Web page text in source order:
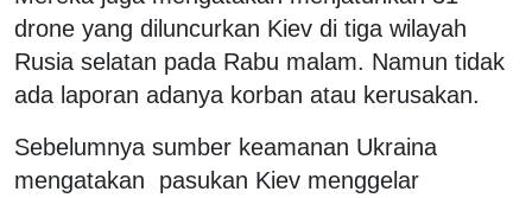
drone yang diluncurkan Kiev di tiga wilayah
Rusia selatan pada Rabu malam. Namun tidak
ada laporan adanya korban atau kerusakan.
Sebelumnya sumber keamanan Ukraina
mengatakan pasukan Kiev menggelar